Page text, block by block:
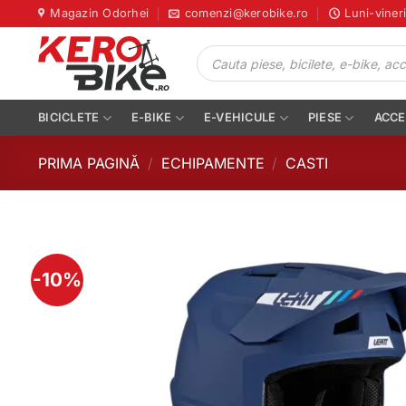
to
content
Magazin Odorhei comenzi@kerobike.ro Luni-
Products
search
BICICLETE E-BIKE E-VEHICULE PIESE
PRIMA PAGINĂ / ECHIPAMENTE / CASTI
-10%